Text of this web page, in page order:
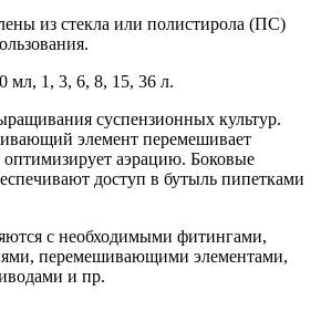
из стекла или полистирола (ПС)
1, 3, 6, 8, 15, 36 л.
суспензионных культур.
элемент перемешивает
аэрацию. Боковые
доступ в бутыль пипетками
с необходимыми фитингами,
перемешивающими элементами,
и пр.